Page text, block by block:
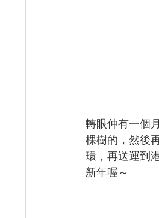
轉眼仲有一個
棵樹的，然後
環，再送運到
新年喔～